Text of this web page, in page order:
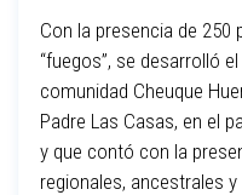
Con la presencia de 250
“fuegos”, se desarrolló
comunidad Cheuque
Padre Las Casas, en el
y que contó con la
regionales, ancestrales